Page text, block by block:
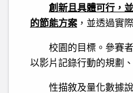
創新且具體可行，
的節能方案 ， 並透過實
校園的目標。參賽
以影片記錄行動的規劃
性描敘及量化數據